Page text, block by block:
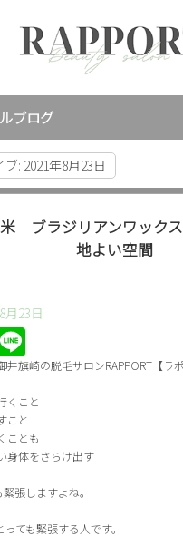
ブログ
ブ: 2021年8月23日
ブラジリアンワック
地よい空間
月23日
井旗崎の脱毛サロンRAPPORT 【ラ
くこと
こと
ことも
身体をさらけ出す
張しますよね。
ても緊張する人です。